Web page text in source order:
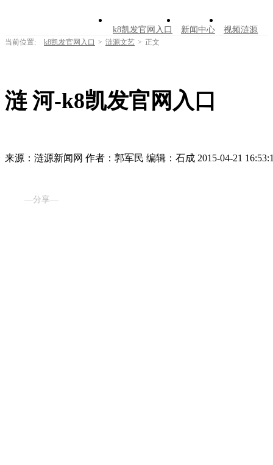
k8凯发官网入口 新闻中心 视频涟源
走进涟源
当前位置: k8凯发官网入口 > 涟源文艺 > 正文
涟 河-k8凯发官网入口
来源：涟源新闻网 作者：郭军民 编辑：石成 2015-04-21
—分享—